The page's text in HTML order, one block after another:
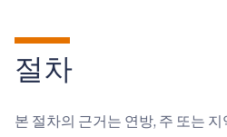
절차
본 절차의 근거는 연방, 주 또는